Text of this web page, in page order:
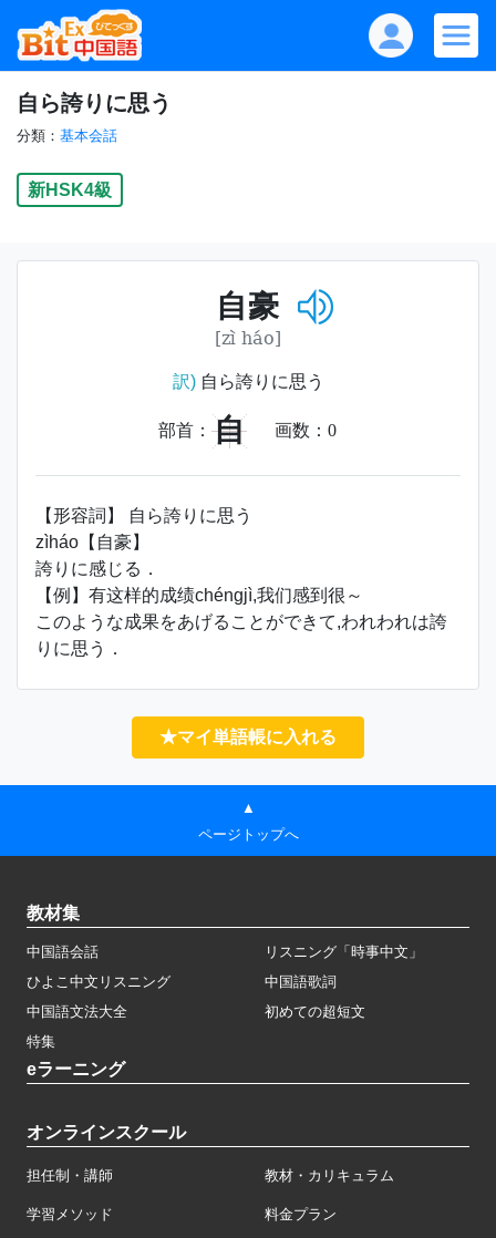
自ら誇りに思う
分類： 基本会話
新HSK4級
自豪
[zì háo]
訳)自ら誇りに思う
部首： 自 画数： 0
【形容詞】 自ら誇りに思う
zìháo【自豪】
誇りに感じる．
【例】有这样的成绩chéngjì,我们感到很～
このような成果をあげることができて,われわれは誇
りに思う．
★マイ単語帳に入れる
▲
ページトップへ
教材集
中国語会話
リスニング「時事中文」
ひよこ中文リスニング
中国語歌詞
中国語文法大全
初めての超短文
特集
eラーニング
オンラインスクール
担任制・講師 教材・カリキュラム
学習メソッド 料金プラン